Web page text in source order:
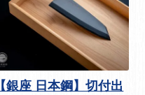
【銀座 日本鋼】切付出